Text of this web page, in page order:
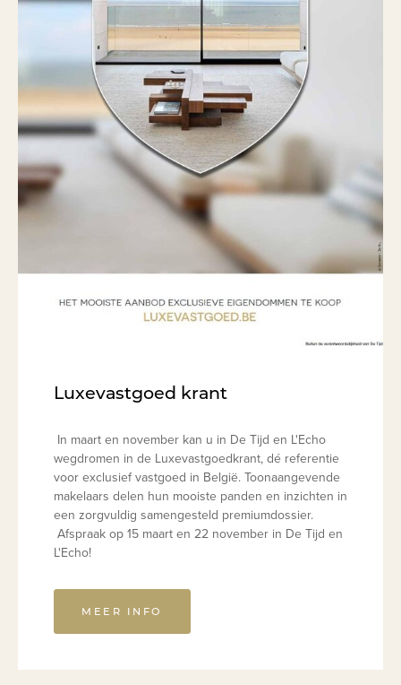
Luxevastgoed krant
In maart en november kan u in De Tijd en L'Echo
wegdromen in de Luxevastgoedkrant, dé referentie
voor exclusief vastgoed in België. Toonaangevende
makelaars delen hun mooiste panden en inzichten in
een zorgvuldig samengesteld premiumdossier.
Afspraak op 15 maart en 22 november in De Tijd en
L'Echo!
MEER INFO